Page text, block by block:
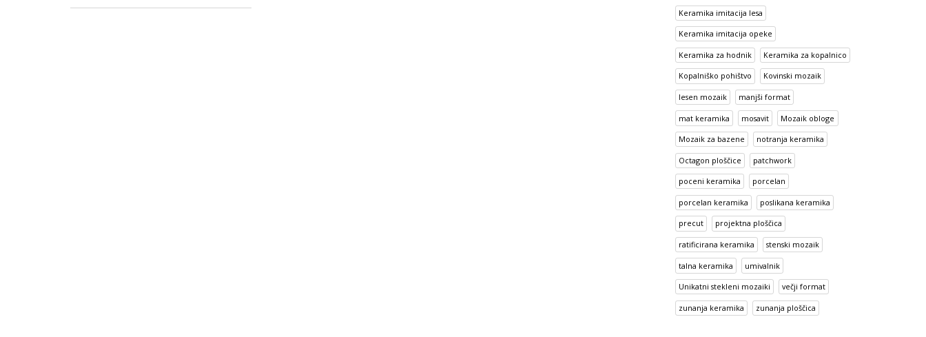
Keramika imitacija lesa
Keramika imitacija opeke
Keramika za hodnik Keramika za kopalnico
Kopalniško pohištvo Kovinski mozaik
lesen mozaik manjši format
mat keramika mosavit Mozaik obloge
Mozaik za bazene notranja keramika
Octagon ploščice patchwork
poceni keramika porcelan
porcelan keramika poslikana keramika
precut projektna ploščica
ratificirana keramika stenski mozaik
talna keramika umivalnik
Unikatni stekleni mozaiki večji format
zunanja keramika zunanja ploščica